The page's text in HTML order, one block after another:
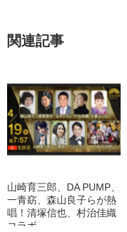
関連記事
山崎育三郎、DA PUMP、
一青窈、森山良子らが熱
唱！清塚信也、村治佳織
コラボ